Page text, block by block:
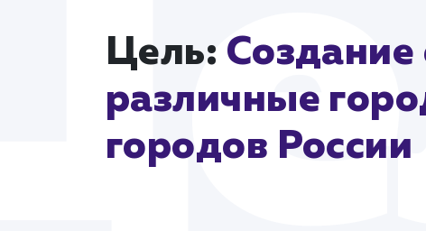
Цель: Создание
различные
городов России